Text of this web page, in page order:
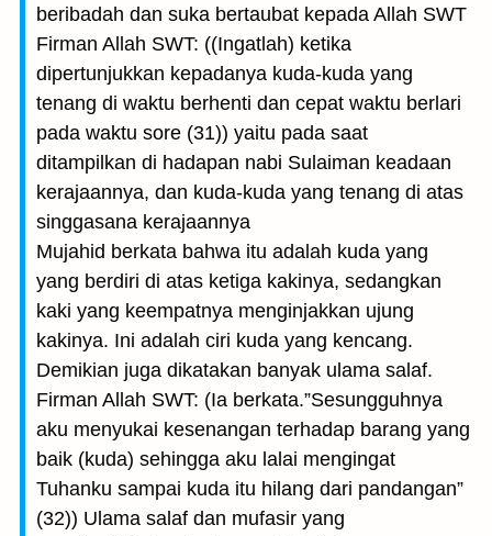
beribadah dan suka bertaubat kepada Allah SWT
Firman Allah SWT: ((Ingatlah) ketika
dipertunjukkan kepadanya kuda-kuda yang
tenang di waktu berhenti dan cepat waktu berlari
pada waktu sore (31)) yaitu pada saat
ditampilkan di hadapan nabi Sulaiman keadaan
kerajaannya, dan kuda-kuda yang tenang di atas
singgasana kerajaannya
Mujahid berkata bahwa itu adalah kuda yang
yang berdiri di atas ketiga kakinya, sedangkan
kaki yang keempatnya menginjakkan ujung
kakinya. Ini adalah ciri kuda yang kencang.
Demikian juga dikatakan banyak ulama salaf.
Firman Allah SWT: (Ia berkata.”Sesungguhnya
aku menyukai kesenangan terhadap barang yang
baik (kuda) sehingga aku lalai mengingat
Tuhanku sampai kuda itu hilang dari pandangan”
(32)) Ulama salaf dan mufasir yang